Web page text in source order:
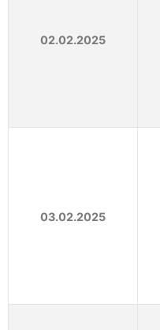
02.02.2025
03.02.2025